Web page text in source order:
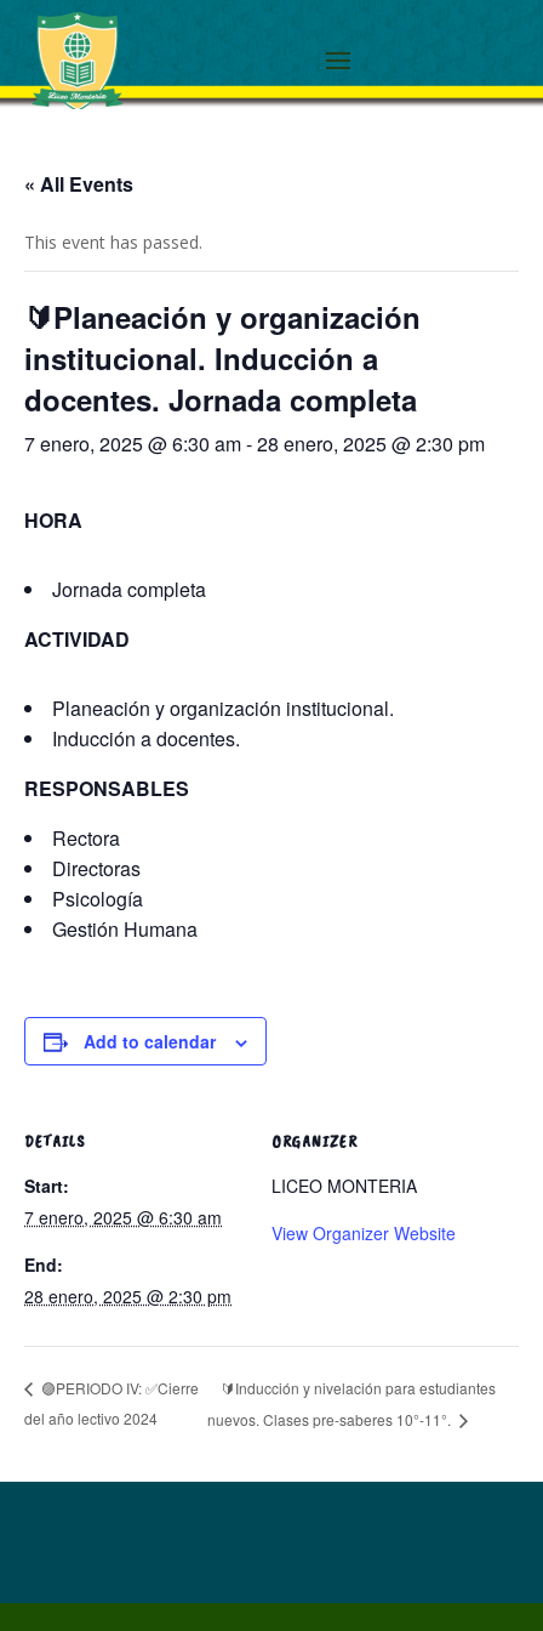
« All Events
This event has passed.
🔰Planeación y organización
institucional. Inducción a
docentes. Jornada completa
7 enero, 2025 @ 6:30 am-28 enero, 2025 @ 2:30 pm
HORA
Jornada completa
ACTIVIDAD
Planeación y organización institucional.
Inducción a docentes.
RESPONSABLES
Rectora
Directoras
Psicología
Gestión Humana
Add to calendar
DETAILS
Start:
7 enero, 2025 @ 6:30 am
End:
28 enero, 2025 @ 2:30 pm
ORGANIZER
LICEO MONTERIA
View Organizer Website
🟣PERIODO IV: ✅Cierre
del año lectivo 2024
🔰Inducción y nivelación para estudiantes
nuevos. Clases pre-saberes 10°-11°.